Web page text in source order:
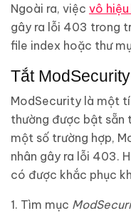
Ngoài ra, việc vô
gây ra lỗi 403 trong
file index hoặc thư
Tắt ModSecurity
ModSecurity là một
thường được bật sẵn
một số trường hợp,
nhân gây ra lỗi 403.
có được khắc phục
1. Tìm mục